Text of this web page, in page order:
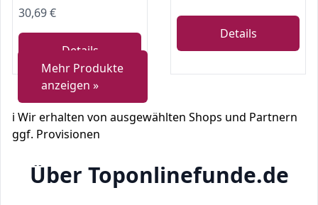
30,69 €
Details
Details
Mehr Produkte
anzeigen »
ℹ️ Wir erhalten von ausgewählten Shops und Partnern
ggf. Provisionen
Über Toponlinefunde.de